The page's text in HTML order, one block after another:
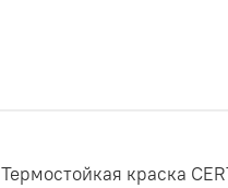
Термостойкая краска